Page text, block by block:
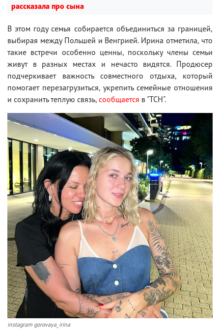
рассказала про сына
В этом году семья собирается объединиться за границей,
выбирая между Польшей и Венгрией. Ирина отметила, что
такие встречи особенно ценны, поскольку члены семьи
живут в разных местах и нечасто видятся. Продюсер
подчеркивает важность совместного отдыха, который
помогает перезагрузиться, укрепить семейные отношения
и сохранить теплую связь, сообщается в "ТСН".
instagram gorovaya_irina